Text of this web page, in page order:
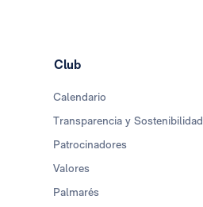
Club
Calendario
Transparencia y Sostenibilidad
Patrocinadores
Valores
Palmarés